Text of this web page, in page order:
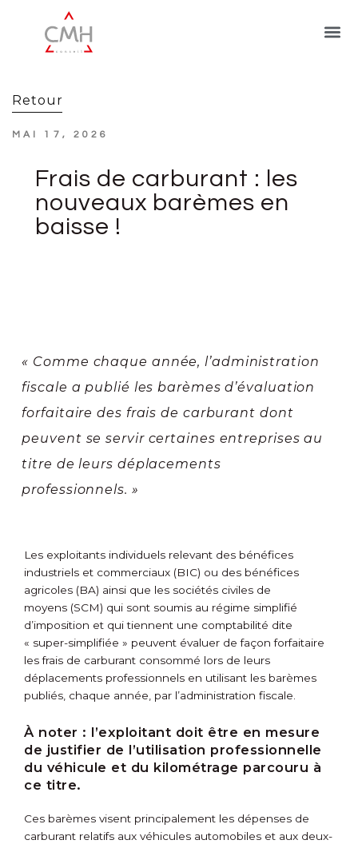
Retour
MAI 17, 2026
Frais de carburant : les
nouveaux barèmes en
baisse !
« Comme chaque année, l’administration
fiscale a publié les barèmes d’évaluation
forfaitaire des frais de carburant dont
peuvent se servir certaines entreprises au
titre de leurs déplacements
professionnels. »
Les exploitants individuels relevant des bénéfices
industriels et commerciaux (BIC) ou des bénéfices
agricoles (BA) ainsi que les sociétés civiles de
moyens (SCM) qui sont soumis au régime simplifié
d’imposition et qui tiennent une comptabilité dite
« super-simplifiée » peuvent évaluer de façon forfaitaire
les frais de carburant consommé lors de leurs
déplacements professionnels en utilisant les barèmes
publiés, chaque année, par l’administration fiscale.
À noter : l’exploitant doit être en mesure
de justifier de l’utilisation professionnelle
du véhicule et du kilométrage parcouru à
ce titre.
Ces barèmes visent principalement les dépenses de
carburant relatifs aux véhicules automobiles et aux deux-